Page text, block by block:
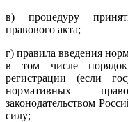
в) процедуру
правового акта;
г) правила введения
в том числе порядок
регистрации (если
нормативных
законодательством
силу;